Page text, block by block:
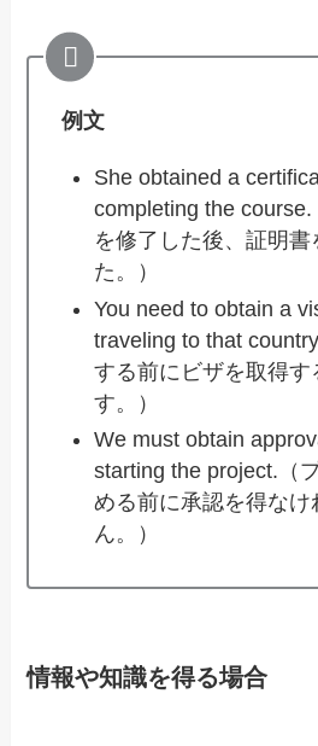
例文
She obtained a
completing the
を修了した後、証明書
た。）
You need to obtain a
traveling to that
する前にビザを取得す
す。）
We must obtain
starting the project.（
める前に承認を得なけ
ん。）
情報や知識を得る場合